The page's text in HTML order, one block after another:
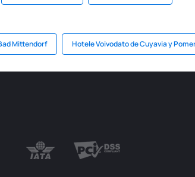
Mittendorf Hotele Voivodato de Cuyavia y